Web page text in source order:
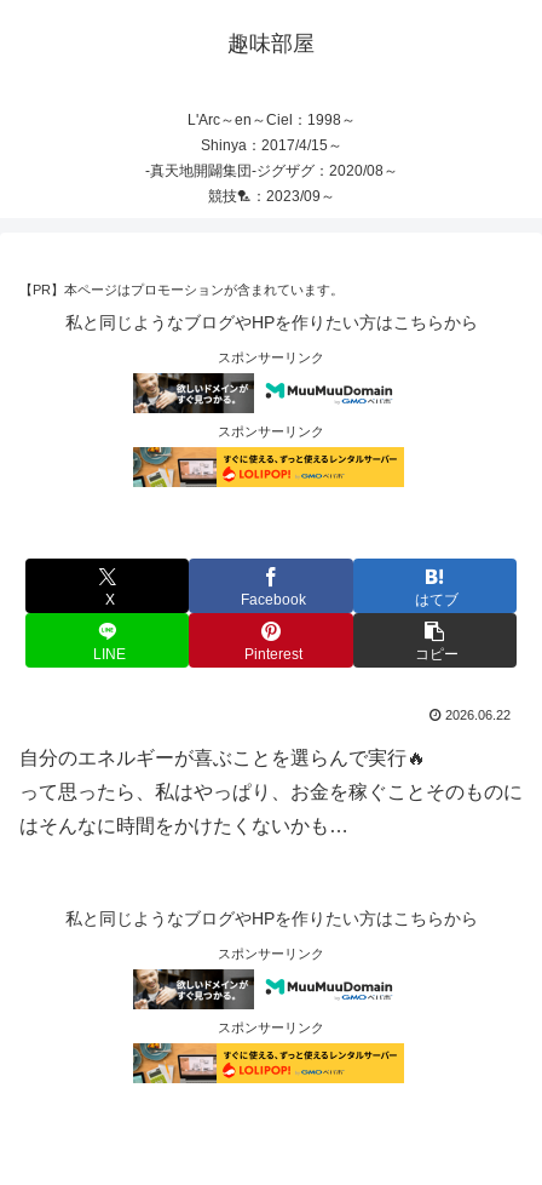
趣味部屋
L'Arc～en～Ciel：1998～
Shinya：2017/4/15～
-真天地開闢集団-ジグザグ：2020/08～
競技🏸：2023/09～
【PR】本ページはプロモーションが含まれています。
私と同じようなブログやHPを作りたい方はこちらから
スポンサーリンク
スポンサーリンク
X Facebook はてブ
LINE Pinterest コピー
2026.06.22
自分のエネルギーが喜ぶことを選らんで実行🔥
って思ったら、私はやっぱり、お金を稼ぐことそのものに
はそんなに時間をかけたくないかも…
私と同じようなブログやHPを作りたい方はこちらから
スポンサーリンク
スポンサーリンク